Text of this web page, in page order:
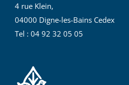
4 rue Klein,
04000 Digne-les-Bains Cedex
Tel : 04 92 32 05 05